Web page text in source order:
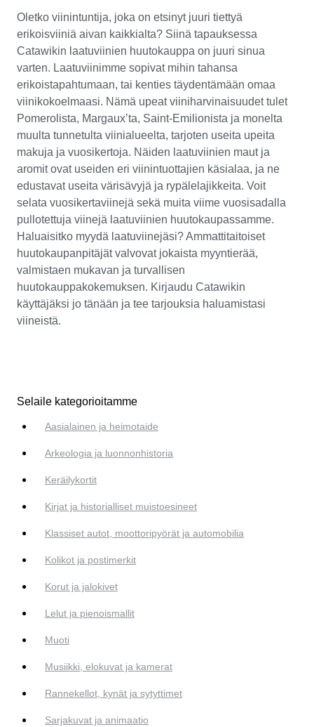
Oletko viinintuntija, joka on etsinyt juuri tiettyä
erikoisviiniä aivan kaikkialta? Siinä tapauksessa
Catawikin laatuviinien huutokauppa on juuri sinua
varten. Laatuviinimme sopivat mihin tahansa
erikoistapahtumaan, tai kenties täydentämään omaa
viinikokoelmaasi. Nämä upeat viiniharvinaisuudet tulet
Pomerolista, Margaux’ta, Saint-Emilionista ja monelta
muulta tunnetulta viinialueelta, tarjoten useita upeita
makuja ja vuosikertoja. Näiden laatuviinien maut ja
aromit ovat useiden eri viinintuottajien käsialaa, ja ne
edustavat useita värisävyjä ja rypälelajikkeita. Voit
selata vuosikertaviinejä sekä muita viime vuosisadalla
pullotettuja viinejä laatuviinien huutokaupassamme.
Haluaisitko myydä laatuviinejäsi? Ammattitaitoiset
huutokaupanpitäjät valvovat jokaista myyntierää,
valmistaen mukavan ja turvallisen
huutokauppakokemuksen. Kirjaudu Catawikin
käyttäjäksi jo tänään ja tee tarjouksia haluamistasi
viineistä.
Selaile kategorioitamme
Aasialainen ja heimotaide
Arkeologia ja luonnonhistoria
Keräilykortit
Kirjat ja historialliset muistoesineet
Klassiset autot, moottoripyörät ja automobilia
Kolikot ja postimerkit
Korut ja jalokivet
Lelut ja pienoismallit
Muoti
Musiikki, elokuvat ja kamerat
Rannekellot, kynät ja sytyttimet
Sarjakuvat ja animaatio